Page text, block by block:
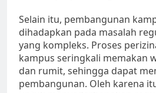
Selain itu, pembangunan
dihadapkan pada masalah
yang kompleks. Proses
kampus seringkali memakan
dan rumit, sehingga dapat
pembangunan. Oleh karena